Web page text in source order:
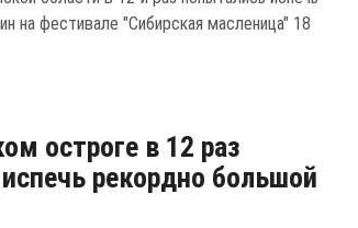
на фестивале "Сибирская масленица" 18
остроге в 12 раз
рекордно большой